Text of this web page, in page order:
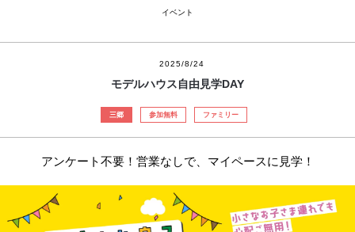
イベント
2025/8/24
モデルハウス自由見学DAY
三郷 参加無料 ファミリー
アンケート不要！営業なしで、マイペースに見学！